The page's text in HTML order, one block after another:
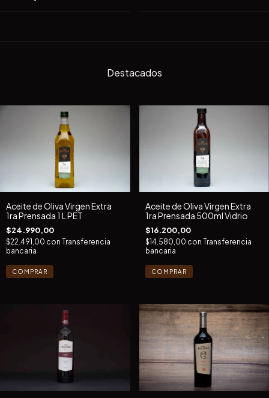
Destacados
Aceite de Oliva Virgen Extra
1ra Prensada 1 L PET
$24.990,00
$22.491,00 con Transferencia
bancaria
Aceite de Oliva Virgen Extra
1ra Prensada 500ml Vidrio
$16.200,00
$14.580,00 con Transferencia
bancaria